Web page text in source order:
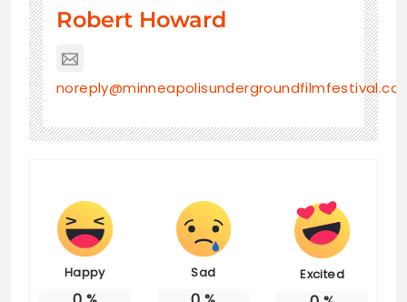
Robert Howard
Happy Sad Excited